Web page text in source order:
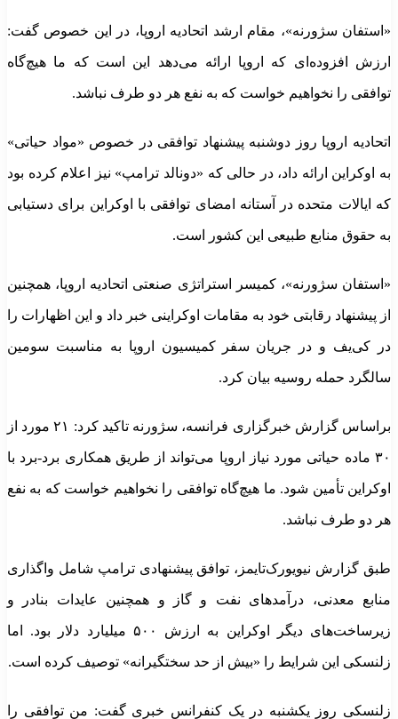
«استفان سژورنه»، مقام ارشد اتحادیه اروپا، در این خصوص گفت:
ارزش افزوده‌ای که اروپا ارائه می‌دهد این است که ما هیچ‌گاه
توافقی را نخواهیم خواست که به نفع هر دو طرف نباشد.
اتحادیه اروپا روز دوشنبه پیشنهاد توافقی در خصوص «مواد حیاتی»
به اوکراین ارائه داد، در حالی که «دونالد ترامپ» نیز اعلام کرده بود
که ایالات متحده در آستانه امضای توافقی با اوکراین برای دستیابی
به حقوق منابع طبیعی این کشور است.
«استفان سژورنه»، کمیسر استراتژی صنعتی اتحادیه اروپا، همچنین
از پیشنهاد رقابتی خود به مقامات اوکراینی خبر داد و این اظهارات را
در کی‌یف و در جریان سفر کمیسیون اروپا به مناسبت سومین
سالگرد حمله روسیه بیان کرد.
براساس گزارش خبرگزاری فرانسه، سژورنه تاکید کرد: ۲۱ مورد از
۳۰ ماده حیاتی مورد نیاز اروپا می‌تواند از طریق همکاری برد-برد با
اوکراین تأمین شود. ما هیچ‌گاه توافقی را نخواهیم خواست که به نفع
هر دو طرف نباشد.
طبق گزارش نیویورک‌تایمز، توافق پیشنهادی ترامپ شامل واگذاری
منابع معدنی، درآمدهای نفت و گاز و همچنین عایدات بنادر و
زیرساخت‌های دیگر اوکراین به ارزش ۵۰۰ میلیارد دلار بود. اما
زلنسکی این شرایط را «بیش از حد سختگیرانه» توصیف کرده است.
زلنسکی روز یکشنبه در یک کنفرانس خبری گفت: من توافقی را